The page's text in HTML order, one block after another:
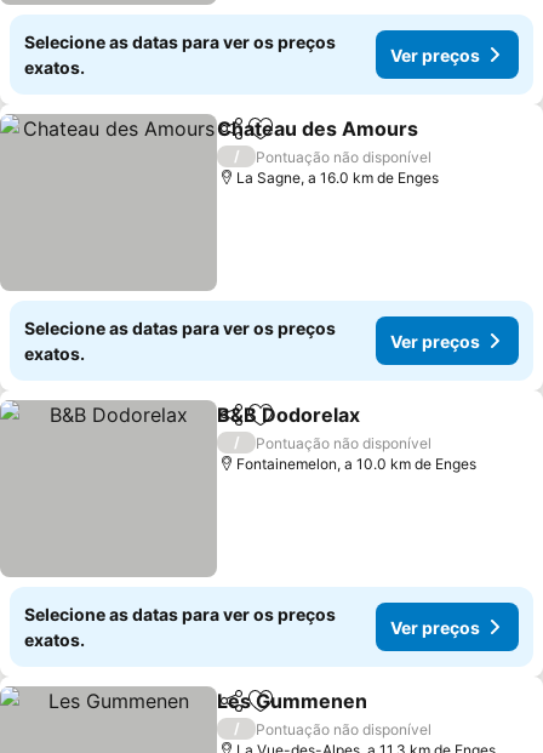
Selecione as datas para ver os preços
exatos.
Ver preços
PartilharAdicionar aos favoritos
Chateau des Amours
/
Pontuação não disponível
La Sagne, a 16.0 km de Enges
Selecione as datas para ver os preços
exatos.
Ver preços
PartilharAdicionar aos favoritos
B&B Dodorelax
/
Pontuação não disponível
Fontainemelon, a 10.0 km de Enges
Selecione as datas para ver os preços
exatos.
Ver preços
PartilharAdicionar aos favoritos
Les Gummenen
/
Pontuação não disponível